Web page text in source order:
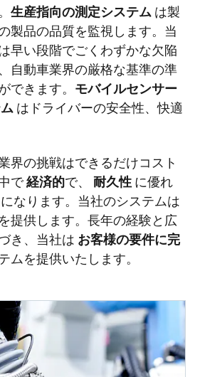
生産指向の測定システム は製
製品の品質を監視します。当
早い段階でごくわずかな欠陥
自動車業界の厳格な基準の準
できます。 モバイルセンサー
はドライバーの安全性、快適
界の挑戦はできるだけコスト
で経済的で、 耐久性に優れ
なります。当社のシステムは
提供します。長年の経験と広
き、当社は お客様の要件に完
ムを提供いたします。